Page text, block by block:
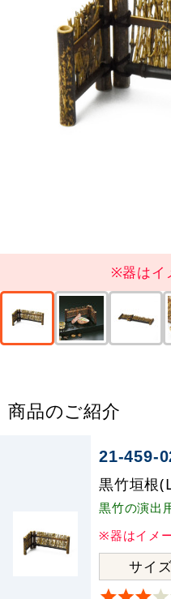
※器はイ
商品のご紹介
21-459-
黒竹垣根
黒竹の演出
※器はイメ
サイズ